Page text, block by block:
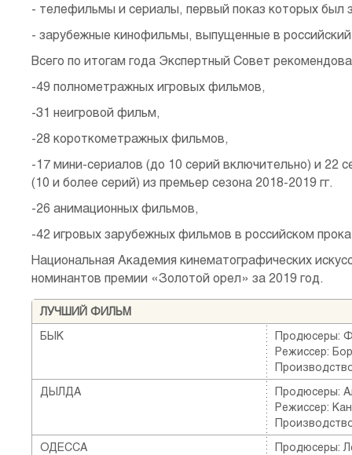
- телефильмы и сериалы, первый показ которых был
- зарубежные кинофильмы, выпущенные в
Всего по итогам года Экспертный Cовет
-49 полнометражных игровых фильмов,
-31 неигровой фильм,
-28 короткометражных фильмов,
-17 мини-сериалов (до 10 серий включительно) и 22
(10 и более серий) из премьер сезона 2018-2019 гг.
-26 анимационных фильмов,
-42 игровых зарубежных фильмов в российском
Национальная Академия кинематографических
номинантов премии «Золотой орел» за 2019 год.
ЛУЧШИЙ ФИЛЬМ
БЫК
Продюсеры:
Режиссер:
ДЫЛДА
Продюсеры:
Режиссер:
ОДЕССА
Продюсеры: